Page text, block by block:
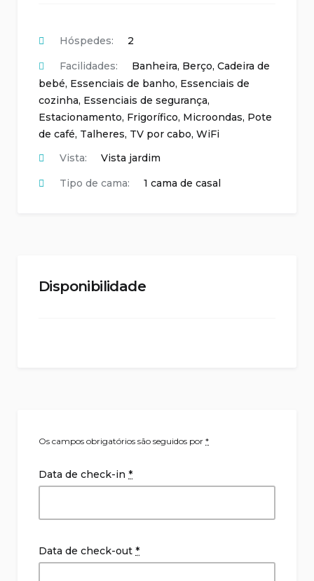
Hóspedes:
2
Facilidades:
Banheira, Berço, Cadeira de
bebé, Essenciais de banho, Essenciais de
cozinha, Essenciais de segurança,
Estacionamento, Frigorífico, Microondas, Pote
de café, Talheres, TV por cabo, WiFi
Vista:
Vista jardim
Tipo de cama:
1 cama de casal
Disponibilidade
Os campos obrigatórios são seguidos por *
Data de check-in *
Data de check-out *